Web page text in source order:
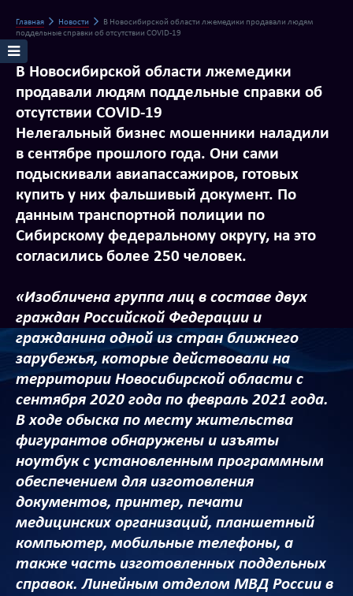
Главная Новости
В Новосибирской области лжемедики продавали людям
поддельные справки об отсутствии COVID-19
В Новосибирской области лжемедики
продавали людям поддельные справки об
отсутствии COVID-19
Нелегальный бизнес мошенники наладили
в сентябре прошлого года. Они сами
подыскивали авиапассажиров, готовых
купить у них фальшивый документ. По
данным транспортной полиции по
Сибирскому федеральному округу, на это
согласились более 250 человек.
«Изобличена группа лиц в составе двух
граждан Российской Федерации и
гражданина одной из стран ближнего
зарубежья, которые действовали на
территории Новосибирской области с
сентября 2020 года по февраль 2021 года.
В ходе обыска по месту жительства
фигурантов обнаружены и изъяты
ноутбук с установленным программным
обеспечением для изготовления
документов, принтер, печати
медицинских организаций, планшетный
компьютер, мобильные телефоны, а
также часть изготовленных поддельных
справок. Линейным отделом МВД России в